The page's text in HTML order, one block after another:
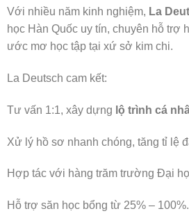
🌸
Với nhiều năm kinh nghiệm, La
học Hàn Quốc uy tín, chuyên hỗ trợ
ước mơ học tập tại xứ sở kim chi.
La Deutsch cam kết:
Tư vấn 1:1, xây dựng lộ trình cá
Xử lý hồ sơ nhanh chóng, tăng tỉ lệ
Hợp tác với hàng trăm trường Đại
Hỗ trợ săn học bổng từ 25% – 100%.